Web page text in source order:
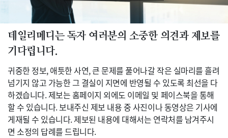
데일리메디는 독자 여러분의 소중한 의견과 제보를
기다립니다.
귀중한 정보, 애틋한 사연, 큰 문제를 풀어나갈 작은 실마리를 흘려
넘기지 않고 가능한 그 결실이 지면에 반영될 수 있도록 최선을 다
하겠습니다. 제보는 홈페이지 외에도 이메일 및 페이스북을 통해
할 수 있습니다. 보내주신 제보 내용 중 사진이나 동영상은 기사에
게재될 수 있습니다. 제보된 내용에 대해서는 연락처를 남겨주시
면 소정의 답례를 드립니다.